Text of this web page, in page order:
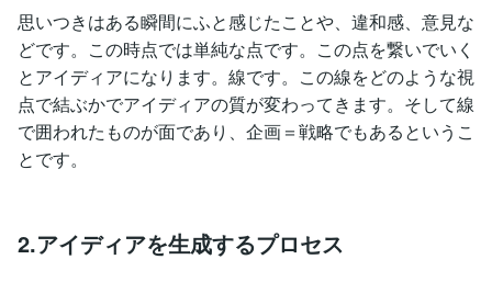
思いつきはある瞬間にふと感じたことや、違和感、意見な
どです。この時点では単純な点です。この点を繋いでいく
とアイディアになります。線です。この線をどのような視
点で結ぶかでアイディアの質が変わってきます。そして線
で囲われたものが面であり、企画＝戦略でもあるというこ
とです。
2.アイディアを生成するプロセス